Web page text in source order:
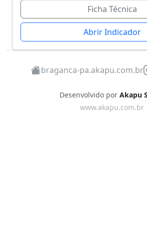
Ficha Técnica
Abrir Indicador
braganca-pa.akapu.com.br
Desenvolvido por Akapu
www.akapu.com.br